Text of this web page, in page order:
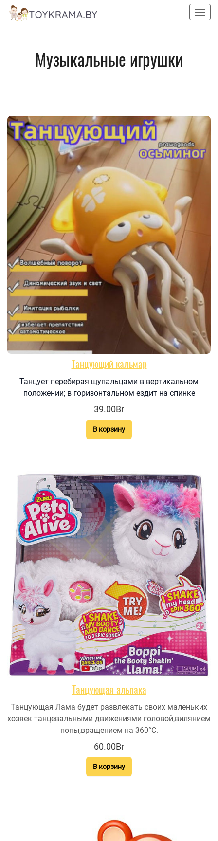
Музыкальные игрушки
Танцующий кальмар
Танцует перебирая щупальцами в вертикальном
положении; в горизонтальном ездит на спинке
39.00Br
В корзину
Танцующая альпака
Танцующая Лама будет развлекать своих маленьких
хозяек танцевальными движениями головой,вилянием
попы,вращением на 360°С.
60.00Br
В корзину